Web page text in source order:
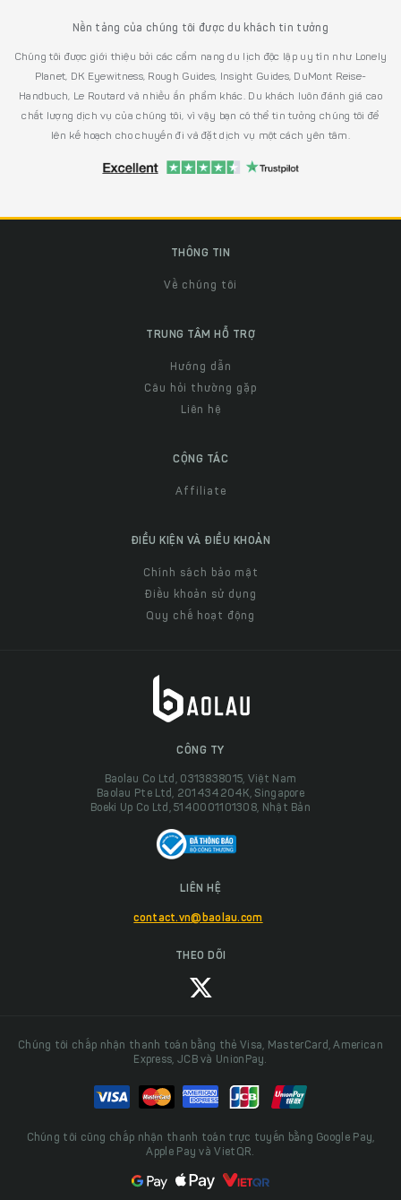
Nền tảng của chúng tôi được du khách tin tưởng
Chúng tôi được giới thiệu bởi các cẩm nang du lịch độc lập uy tín như Lonely
Planet, DK Eyewitness, Rough Guides, Insight Guides, DuMont Reise-
Handbuch, Le Routard và nhiều ấn phẩm khác. Du khách luôn đánh giá cao
chất lượng dịch vụ của chúng tôi, vì vậy bạn có thể tin tưởng chúng tôi để
lên kế hoạch cho chuyến đi và đặt dịch vụ một cách yên tâm.
THÔNG TIN
Về chúng tôi
TRUNG TÂM HỖ TRỢ
Hướng dẫn
Câu hỏi thường gặp
Liên hệ
CỘNG TÁC
Affiliate
ĐIỀU KIỆN VÀ ĐIỀU KHOẢN
Chính sách bảo mật
Điều khoản sử dụng
Quy chế hoạt động
CÔNG TY
Baolau Co Ltd, 0313838015, Việt Nam
Baolau Pte Ltd, 201434204K, Singapore
Boeki Up Co Ltd, 5140001101308, Nhật Bản
LIÊN HỆ
contact.vn@baolau.com
THEO DÕI
Chúng tôi chấp nhận thanh toán bằng thẻ Visa, MasterCard, American
Express, JCB và UnionPay.
Chúng tôi cũng chấp nhận thanh toán trực tuyến bằng Google Pay,
Apple Pay và VietQR.